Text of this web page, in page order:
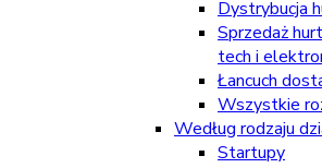
Dystrybucja
Sprzedaż
tech i
Łancuch
Wszystkie
Według rodzaju
Startupy